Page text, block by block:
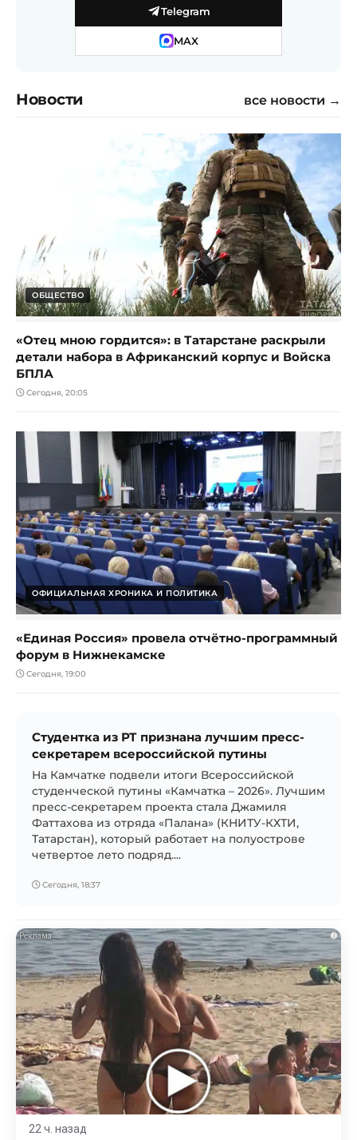
Telegram
MAX
Новости все новости →
ОБЩЕСТВО
«Отец мною гордится»: в Татарстане раскрыли
детали набора в Африканский корпус и Войска
БПЛА
Сегодня, 20:05
ОФИЦИАЛЬНАЯ ХРОНИКА И ПОЛИТИКА
«Единая Россия» провела отчётно-программный
форум в Нижнекамске
Сегодня, 19:00
Студентка из РТ признана лучшим пресс-
секретарем всероссийской путины
На Камчатке подвели итоги Всероссийской
студенческой путины «Камчатка – 2026». Лучшим
пресс-секретарем проекта стала Джамиля
Фаттахова из отряда «Палана» (КНИТУ-КХТИ,
Татарстан), который работает на полуострове
четвертое лето подряд....
Сегодня, 18:37
i
22 ч. назад